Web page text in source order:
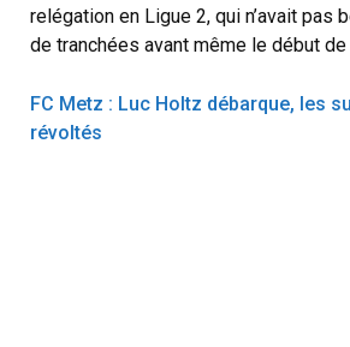
relégation en Ligue 2, qui n’avait pas
de tranchées avant même le début de
FC Metz : Luc Holtz débarque, les
révoltés